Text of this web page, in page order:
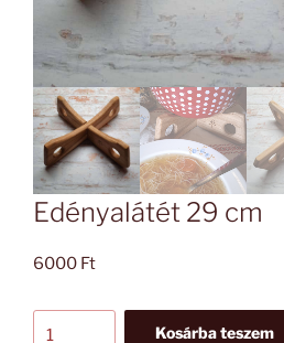
Edényalátét 29 cm
6000 Ft
Kosárba teszem